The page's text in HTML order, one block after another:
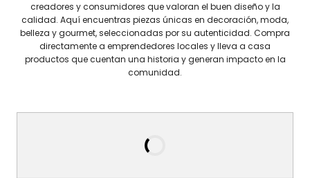
creadores y consumidores que valoran el buen diseño y la
calidad. Aquí encuentras piezas únicas en decoración, moda,
belleza y gourmet, seleccionadas por su autenticidad. Compra
directamente a emprendedores locales y lleva a casa
productos que cuentan una historia y generan impacto en la
comunidad.